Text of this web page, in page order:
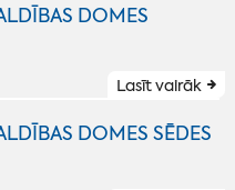
DOMES
Lasīt vairāk
DOMES SĒDES